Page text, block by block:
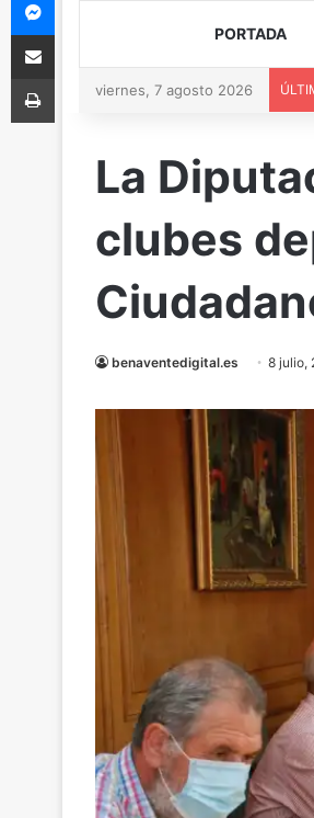
PORTADA
viernes, 7 agosto 2026
La
clubes
benaventedigital.es 8 julio,
Compartir via Email